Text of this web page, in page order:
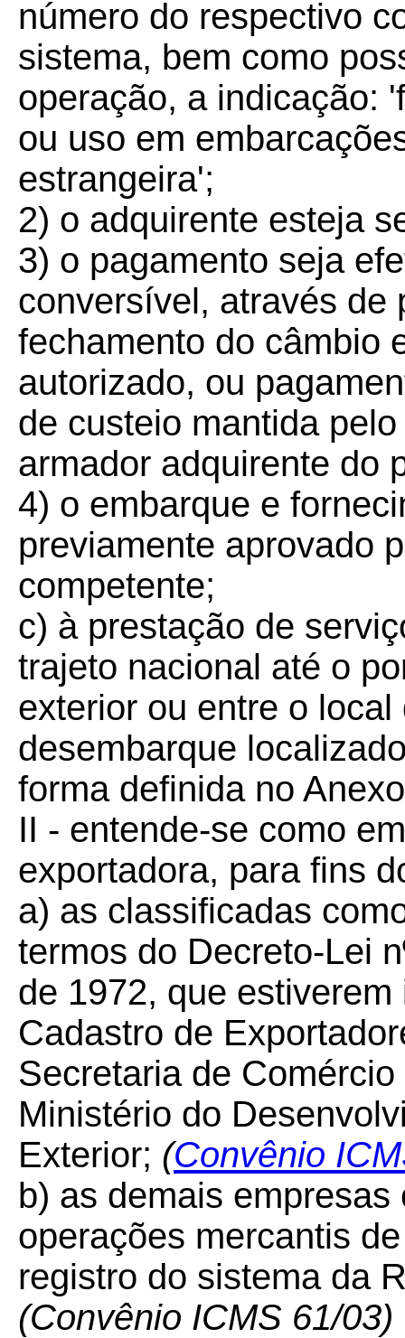
número do respectivo
sistema, bem como
operação, a indicação:
ou uso em
estrangeira';
2) o adquirente esteja
3) o pagamento seja
conversível, através de
fechamento do câmbio
autorizado, ou
de custeio mantida
armador adquirente do
4) o embarque e
previamente aprovado
competente;
c) à prestação de
trajeto nacional até o
exterior ou entre o
desembarque
forma definida no
II - entende-se como
exportadora, para fins
a) as classificadas
termos do Decreto-Lei
de 1972, que
Cadastro de
Secretaria de
Ministério do
Exterior; (Convênio
b) as demais
operações mercantis
registro do sistema da
(Convênio ICMS 61/03)